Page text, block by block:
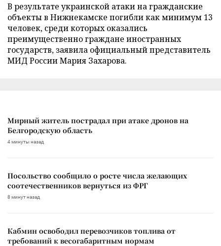
В результате украинской атаки на гражданские
объекты в Нижнекамске погибли как минимум 13
человек, среди которых оказались
преимущественно граждане иностранных
государств, заявила официальный представитель
МИД России Мария Захарова.
Мирный житель пострадал при атаке дронов на
Белгородскую область
4 минуты назад
Посольство сообщило о росте числа желающих
соотечественников вернуться из ФРГ
8 минут назад
Кабмин освободил перевозчиков топлива от
требований к весогабаритным нормам